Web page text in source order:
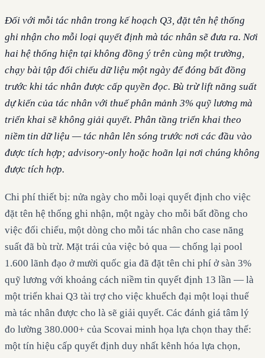
Đối với mỗi tác nhân trong kế hoạch Q3, đặt tên hệ thống
ghi nhận cho mỗi loại quyết định mà tác nhân sẽ đưa ra. Nơi
hai hệ thống hiện tại không đồng ý trên cùng một trường,
chạy bài tập đối chiếu dữ liệu một ngày để đóng bất đồng
trước khi tác nhân được cấp quyền đọc. Bù trừ lift năng suất
dự kiến của tác nhân với thuế phân mảnh 3% quỹ lương mà
triển khai sẽ không giải quyết. Phân tầng triển khai theo
niềm tin dữ liệu — tác nhân lên sóng trước nơi các đầu vào
được tích hợp; advisory-only hoặc hoãn lại nơi chúng không
được tích hợp.
Chi phí thiết bị: nửa ngày cho mỗi loại quyết định cho việc
đặt tên hệ thống ghi nhận, một ngày cho mỗi bất đồng cho
việc đối chiếu, một dòng cho mỗi tác nhân cho case năng
suất đã bù trừ. Mặt trái của việc bỏ qua — chống lại pool
1.600 lãnh đạo ở mười quốc gia đã đặt tên chi phí ở sàn 3%
quỹ lương với khoảng cách niềm tin quyết định 13 lần — là
một triển khai Q3 tài trợ cho việc khuếch đại một loại thuế
mà tác nhân được cho là sẽ giải quyết. Các đánh giá tâm lý
đo lường 380.000+ của Scovai minh họa lựa chọn thay thế:
một tín hiệu cấp quyết định duy nhất kênh hóa lựa chọn,